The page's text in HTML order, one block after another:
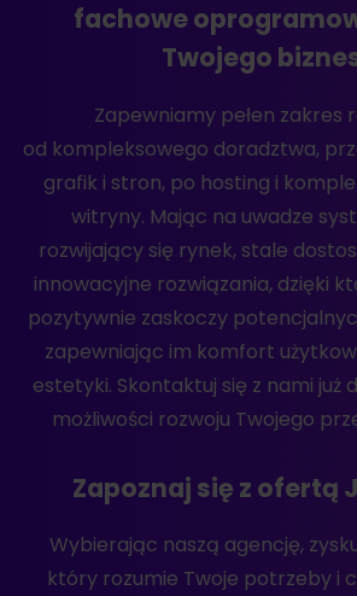
fachowe
Twojego
Zapewniamy pełen zakres
od kompleksowego doradztwa,
grafik i stron, po hosting i
witryny. Mając na uwadze
rozwijający się rynek, stale
innowacyjne rozwiązania, dzięki
pozytywnie zaskoczy
zapewniając im komfort
estetyki. Skontaktuj się z nami już
możliwości rozwoju Twojego
Zapoznaj się z ofertą
Wybierając naszą agencję,
który rozumie Twoje potrzeby i